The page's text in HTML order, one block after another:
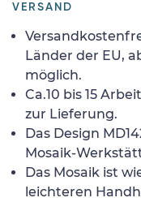
VERSAND
Länder der EU,
möglich.
Ca.10 bis 15
zur Lieferung.
Das Design
Mosaik-
Das Mosaik ist
leichteren